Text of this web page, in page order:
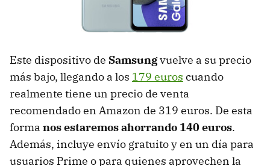
Este dispositivo de Samsungvuelve a su precio
más bajo, llegando a los 179 euros cuando
realmente tiene un precio de venta
recomendado en Amazon de 319 euros. De esta
forma nos estaremos ahorrando 140 euros.
Además, incluye envío gratuito y en un día para
usuarios Prime o para quienes aprovechen la